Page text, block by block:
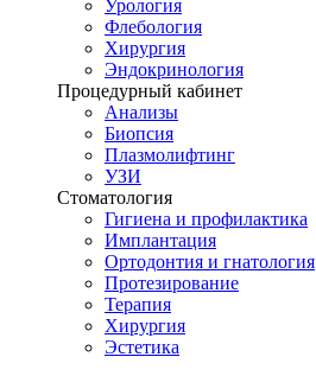
Урология
Флебология
Хирургия
Эндокринология
Процедурный кабинет
Анализы
Биопсия
Плазмолифтинг
УЗИ
Стоматология
Гигиена и профилактика
Имплантация
Ортодонтия и гнатология
Протезирование
Терапия
Хирургия
Эстетика